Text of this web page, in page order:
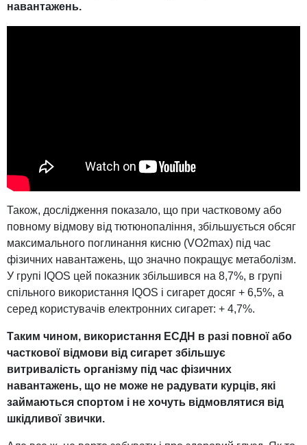
навантажень.
Також, дослідження показало, що при частковому або
повному відмову від тютюнопаління, збільшується обсяг
максимального поглинання кисню (VO2max) під час
фізичних навантажень, що значно покращує метаболізм.
У групі IQOS цей показник збільшився на 8,7%, в групі
спільного використання IQOS і сигарет досяг + 6,5%, а
серед користувачів електронних сигарет: + 4,7%.
Таким чином, використання ЕСДН в разі повної або
часткової відмови від сигарет збільшує
витривалість організму під час фізичних
навантажень, що не може не радувати курців, які
займаються спортом і не хочуть відмовлятися від
шкідливої звички.